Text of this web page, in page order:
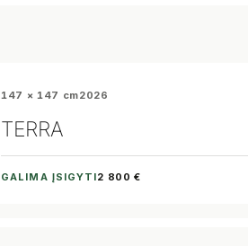
147 × 147 cm2026
TERRA
GALIMA ĮSIGYTI2 800 €